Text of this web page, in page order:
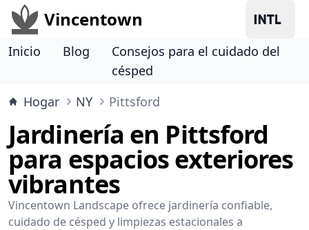
Vincentown
Inicio Blog
Consejos para el cuidado del
césped
Hogar
NY Pittsford
Jardinería en Pittsford
para espacios exteriores
vibrantes
Vincentown Landscape ofrece jardinería confiable,
cuidado de césped y limpiezas estacionales a